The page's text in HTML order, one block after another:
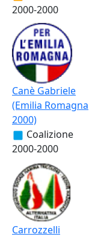
2000-2000
Canè Gabriele
(Emilia Romagna
2000)
Coalizione
2000-2000
Carrozzelli